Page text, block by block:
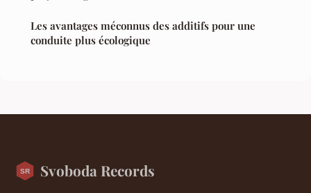
Les avantages méconnus des additifs pour une
conduite plus écologique
Svoboda Records